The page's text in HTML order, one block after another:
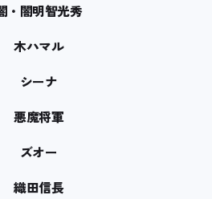
・闇明智光秀
木ハマル
シーナ
悪魔将軍
ズオー
織田信長